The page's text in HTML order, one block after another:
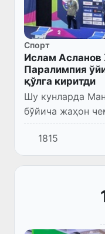
Спорт
Ислам
Паралимпия
қўлга киритди
Шу кунларда
бўйича жаҳон
1815